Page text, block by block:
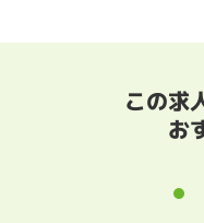
この求
お